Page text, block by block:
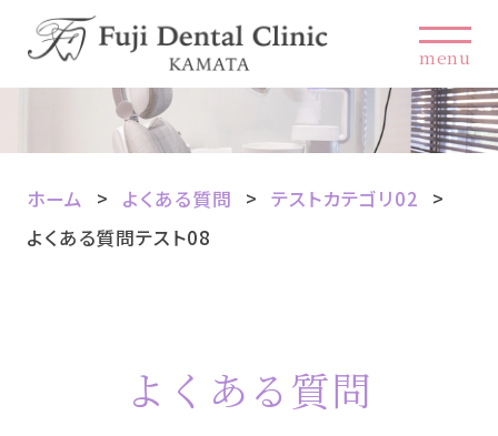
menu
ホーム よくある質問
テストカテゴリ02
よくある質問テスト08
よくある質問